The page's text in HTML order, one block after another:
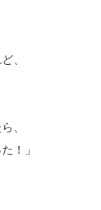
、
、
！」